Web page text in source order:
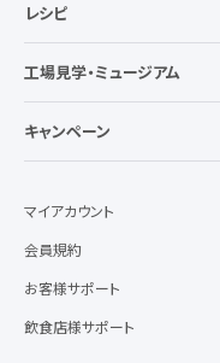
レシピ
工場見学・ミュージアム
キャンペーン
マイアカウント
会員規約
お客様サポート
飲食店様サポート